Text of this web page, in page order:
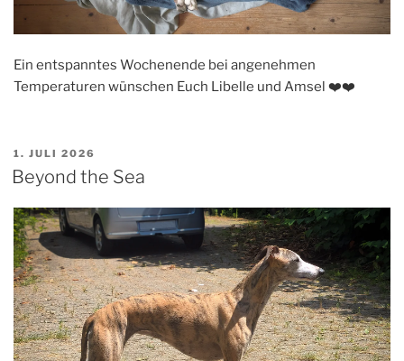
Ein entspanntes Wochenende bei angenehmen
Temperaturen wünschen Euch Libelle und Amsel ❤️❤️
VERÖFFENTLICHT
AM
1. JULI 2026
Beyond the Sea